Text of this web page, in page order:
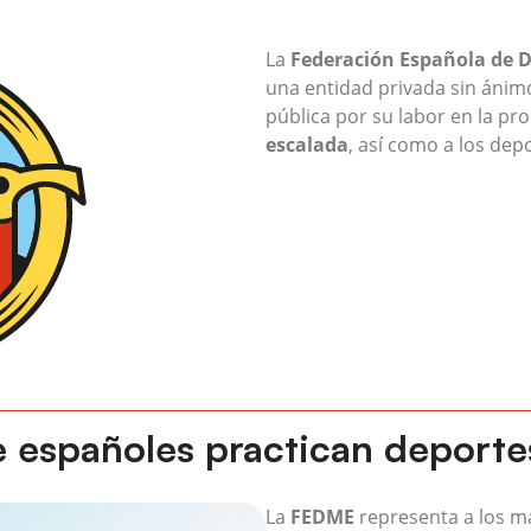
La Federación Española de
una entidad privada sin
pública por su labor en la
escalada, así como a los
practican
La FEDME representa a los